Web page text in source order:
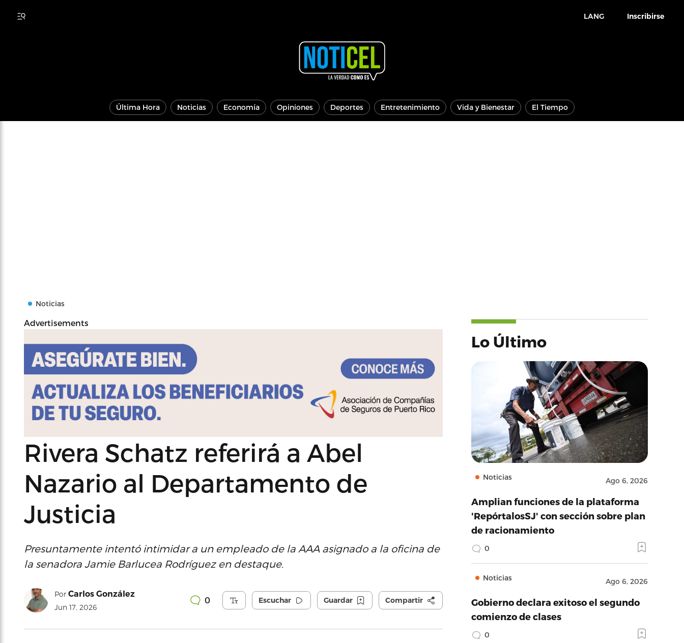
LANG Inscribirse
Última Hora Noticias Economía Opiniones Deportes Entretenimiento Vida y Bienestar El Tiempo
Noticias
Advertisements
Rivera Schatz referirá a Abel
Nazario al Departamento de
Justicia
Presuntamente intentó intimidar a un empleado de la AAA asignado a la oficina de
la senadora Jamie Barlucea Rodríguez en destaque.
Por Carlos González
Jun 17, 2026
0 Escuchar Guardar Compartir
Lo Último
Noticias Ago 6, 2026
Amplian funciones de la plataforma
'RepórtalosSJ' con sección sobre plan
de racionamiento
0
Noticias Ago 6, 2026
Gobierno declara exitoso el segundo
comienzo de clases
0